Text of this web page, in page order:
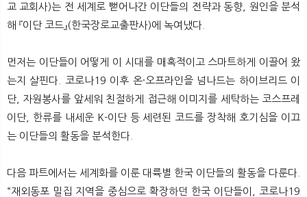
뉴 색
교 교회사)는 전 세계로 뻗어나간 이단들의 전략과 동향, 원인을 분석
해 『이단 코드』(한국장로교출판사)에 녹여냈다.
먼저는 이단들이 어떻게 이 시대를 매혹적이고 스마트하게 이끌어 왔
는지 살핀다. 코로나19 이후 온·오프라인을 넘나드는 하이브리드 이
단, 자원봉사를 앞세워 친절하게 접근해 이미지를 세탁하는 코스프레
이단, 한류를 내세운 K-이단 등 세련된 코드를 장착해 호기심을 이끄
는 이단들의 활동을 분석한다.
다음 파트에서는 세계화를 이룬 대륙별 한국 이단들의 활동을 다룬다.
“재외동포 밀집 지역을 중심으로 확장하던 한국 이단들이, 코로나19